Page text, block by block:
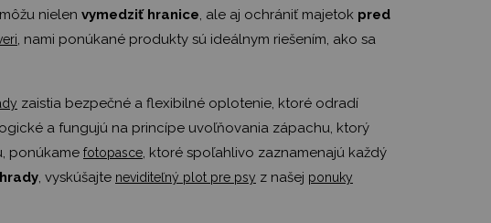
nielen vymedziť hranice, ale aj ochrániť majetok pred
, nami ponúkané produkty sú ideálnym riešením, ako sa
zaistia bezpečné a flexibilné oplotenie, ktoré odradí
a fungujú na princípe uvoľňovania zápachu, ktorý
ponúkame fotopasce, ktoré spoľahlivo zaznamenajú každý
, vyskúšajte neviditeľný plot pre psy z našej ponuky